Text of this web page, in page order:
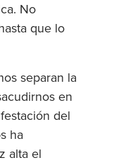
No
que lo
separan la
en
del
ha
alta el